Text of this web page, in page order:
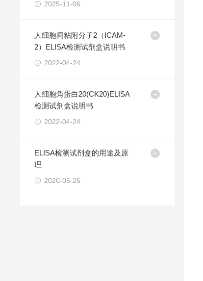
2025-11-06
人细胞间粘附分子2（ICAM-
2）ELISA检测试剂盒说明书
2022-04-24
人细胞角蛋白20(CK20)ELISA
检测试剂盒说明书
2022-04-24
ELISA检测试剂盒的用途及原
理
2020-05-25